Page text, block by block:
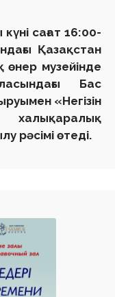
сағат 16:00-
Қазақстан
музейінде
Бас
«Негізін
рәсімі өтеді.